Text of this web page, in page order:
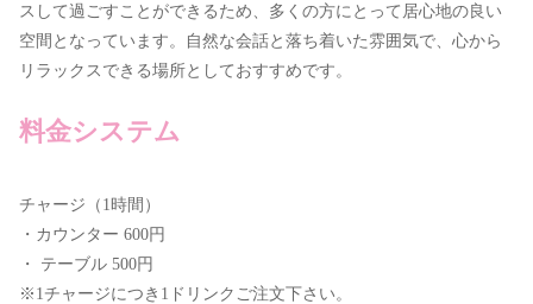
スして過ごすことができるため、多くの方にとって居心地の良い
空間となっています。自然な会話と落ち着いた雰囲気で、心から
リラックスできる場所としておすすめです。
料金システム
チャージ（1時間）
・カウンター 600円
・ テーブル 500円
※1チャージにつき1ドリンクご注文下さい。